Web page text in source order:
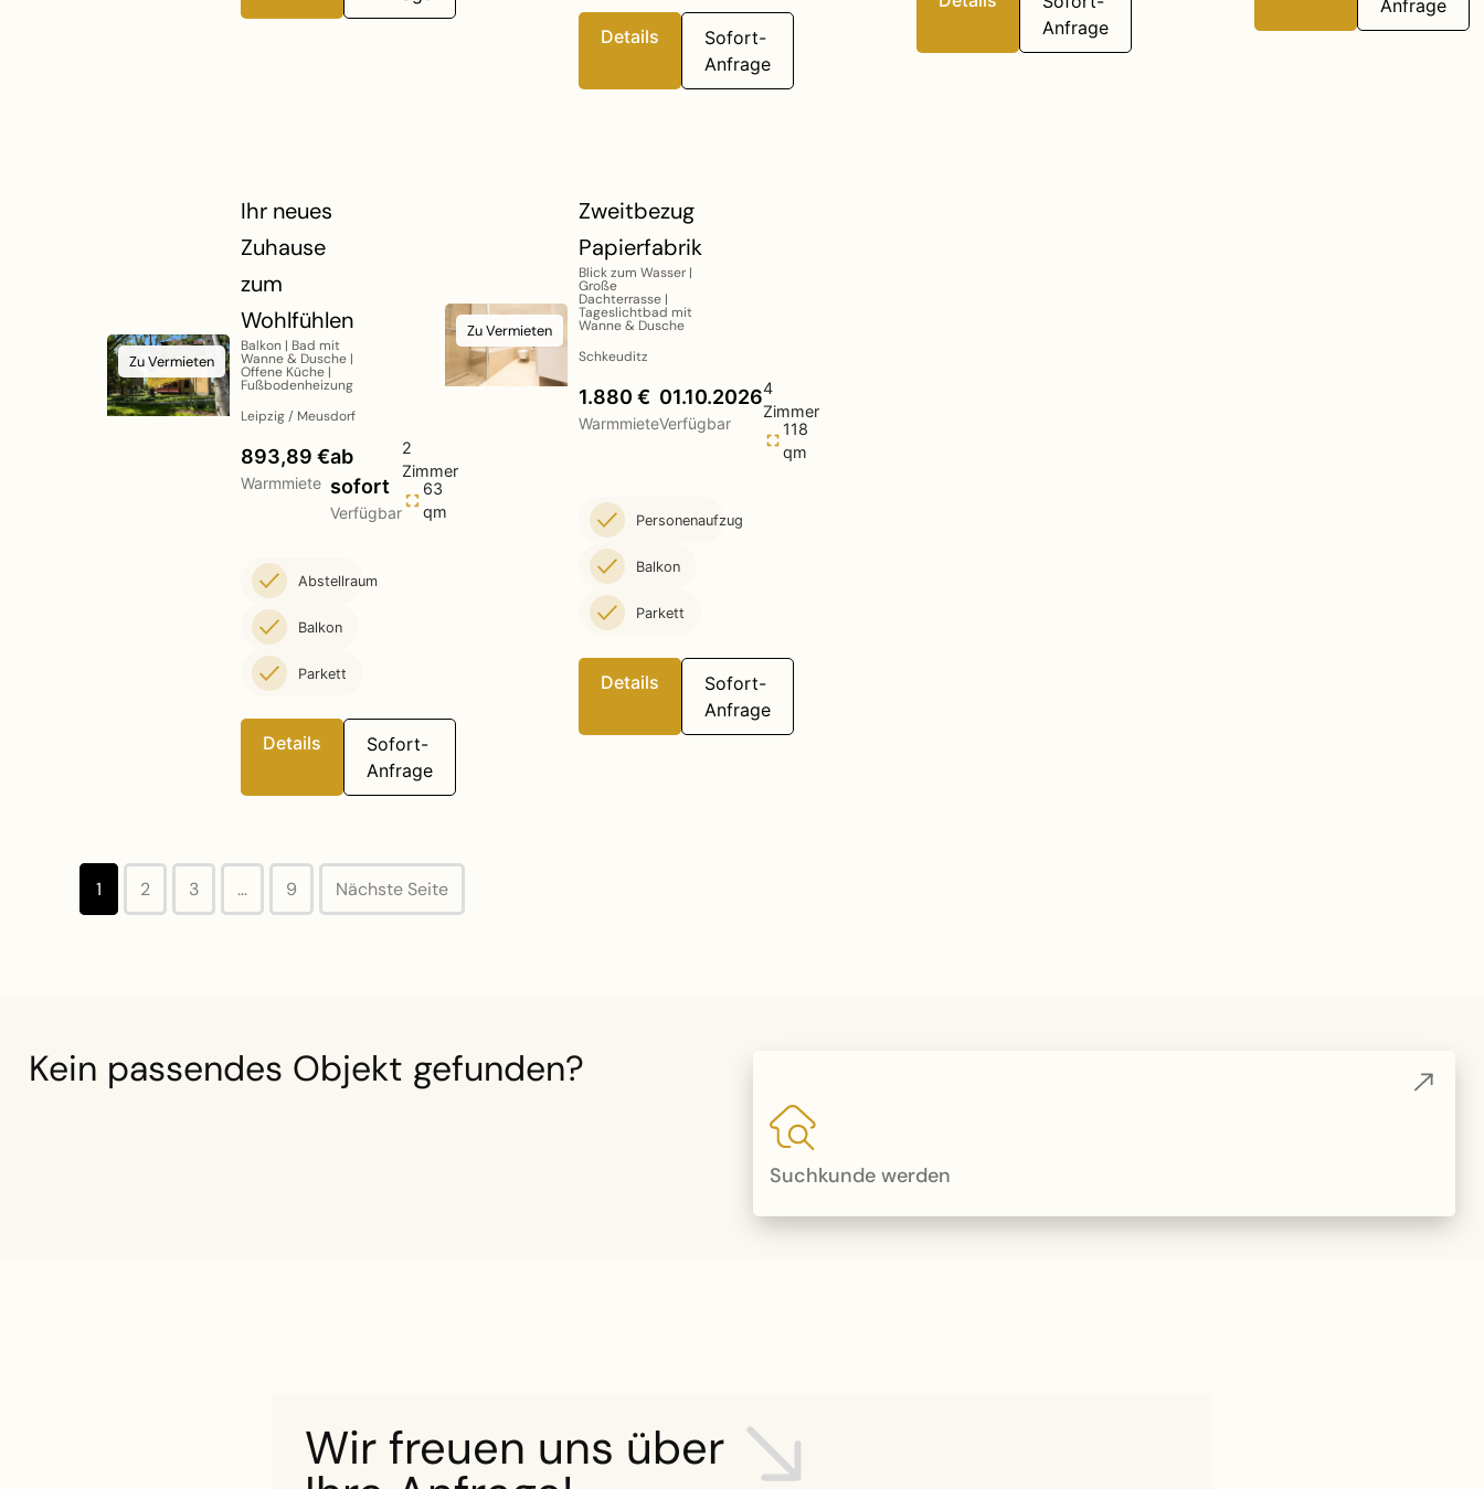
Details
Sofort-
Anfrage
Anfrage
Anfrage
Zu Vermieten
Ihr neues
Zuhause
zum
Wohlfühlen
Balkon | Bad mit
Wanne & Dusche |
Offene Küche |
Fußbodenheizung
Leipzig / Meusdorf
893,89 €
Warmmiete
ab
sofort
Verfügbar
2
Zimmer
63
qm
Abstellraum
Balkon
Parkett
Details
Sofort-
Anfrage
Zu Vermieten
Zweitbezug
Papierfabrik
Blick zum Wasser |
Große
Dachterrasse |
Tageslichtbad mit
Wanne & Dusche
Schkeuditz
1.880 €
Warmmiete
01.10.2026
Verfügbar
4
Zimmer
118
qm
Personenaufzug
Balkon
Parkett
Details
Sofort-
Anfrage
1 2 3 … 9 Nächste Seite
Kein passendes Objekt gefunden?
Suchkunde werden
Wir freuen uns über